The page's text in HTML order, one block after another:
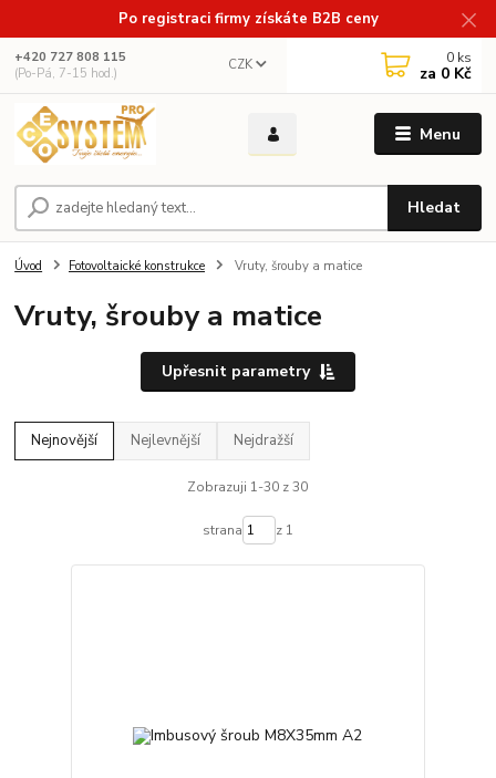
Po registraci firmy získáte B2B ceny
Menu
CZK
Hledat
+420 727 808 115
(Po-Pá, 7-15 hod.)
0 ks
za 0 Kč
Úvod Fotovoltaické konstrukce Vruty, šrouby a matice
Vruty, šrouby a matice
Upřesnit parametry
Nejnovější Nejlevnější Nejdražší
Zobrazuji 1-30 z 30
strana z 1